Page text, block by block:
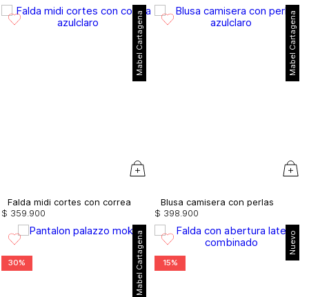
Mabel Cartagena
Falda midi cortes con correa
$ 359 900
Mabel Cartagena
Blusa camisera con perlas
$ 398 900
Mabel Cartagena
30%
Nuevo
15%